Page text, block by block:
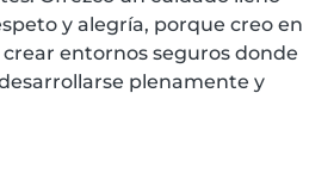
y alegría, porque creo en
entornos seguros donde
plenamente y